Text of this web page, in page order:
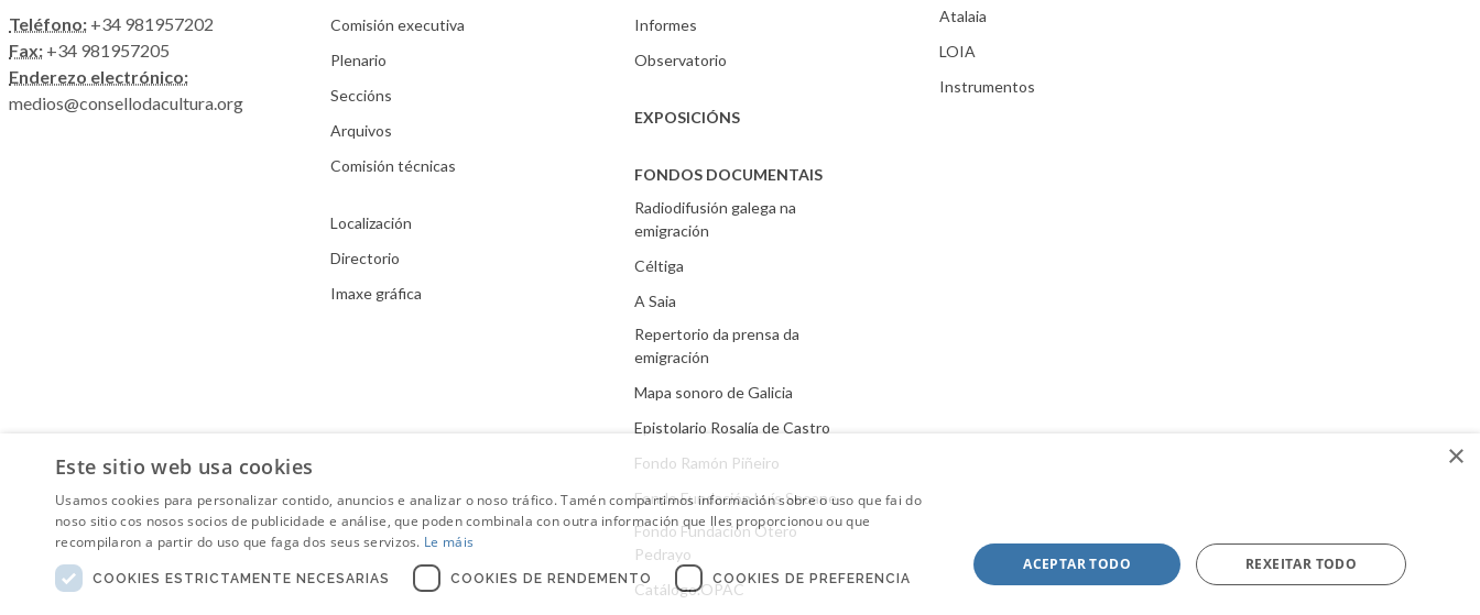
Teléfono: +34 981957202
Fax: +34 981957205
Enderezo electrónico:
medios@consellodacultura.org
Comisión executiva
Plenario
Seccións
Arquivos
Comisión técnicas
Localización
Directorio
Imaxe gráfica
Informes
Observatorio
EXPOSICIÓNS
FONDOS DOCUMENTAIS
Radiodifusión galega na
emigración
Céltiga
A Saia
Repertorio da prensa da
emigración
Mapa sonoro de Galicia
Epistolario Rosalía de Castro
Fondo Ramón Piñeiro
Fondo Fundación Luís Seoane
Fondo Fundación Otero
Pedrayo
Catálogo.OPAC
Atalaia
LOIA
Instrumentos
×
Este sitio web usa cookies
Usamos cookies para personalizar contido, anuncios e analizar o noso tráfico. Tamén compartimos información sobre o uso que fai do
noso sitio cos nosos socios de publicidade e análise, que poden combinala con outra información que lles proporcionou ou que
recompilaron a partir do uso que faga dos seus servizos. Le máis
COOKIES ESTRICTAMENTE NECESARIAS COOKIES DE RENDEMENTO COOKIES DE PREFERENCIA
ACEPTAR TODO REXEITAR TODO